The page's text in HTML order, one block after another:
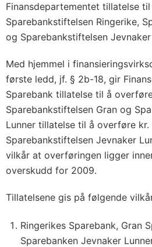
Finansdepartementet tillatelse
Sparebankstiftelsen Ringerike,
og Sparebankstiftelsen
Med hjemmel i
første ledd, jf. § 2b-18, gir
Sparebank tillatelse til å
Sparebankstiftelsen Gran og
Lunner tillatelse til å overføre
Sparebankstiftelsen Jevnaker
vilkår at overføringen ligger
overskudd for 2009.
Tillatelsene gis på følgende
Ringerikes Sparebank, Gran
Sparebanken Jevnaker